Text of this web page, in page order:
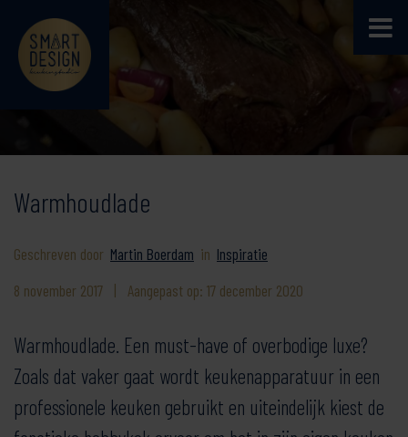
Warmhoudlade
Geschreven door Martin Boerdam in Inspiratie
8 november 2017 | Aangepast op: 17 december 2020
Warmhoudlade. Een must-have of overbodige luxe?
Zoals dat vaker gaat wordt keukenapparatuur in een
professionele keuken gebruikt en uiteindelijk kiest de